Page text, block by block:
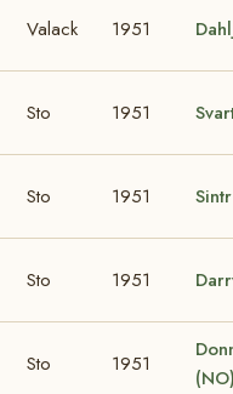
Valack 1951
Sto 1951
Sto 1951
Sto 1951
Sto 1951